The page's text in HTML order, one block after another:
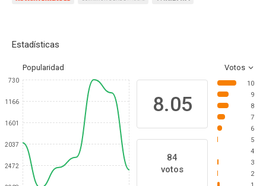
Estadísticas
Popularidad Votos
730
1166
1601
2037
2472
8.05
84
votos
10
9
8
7
6
5
4
3
2